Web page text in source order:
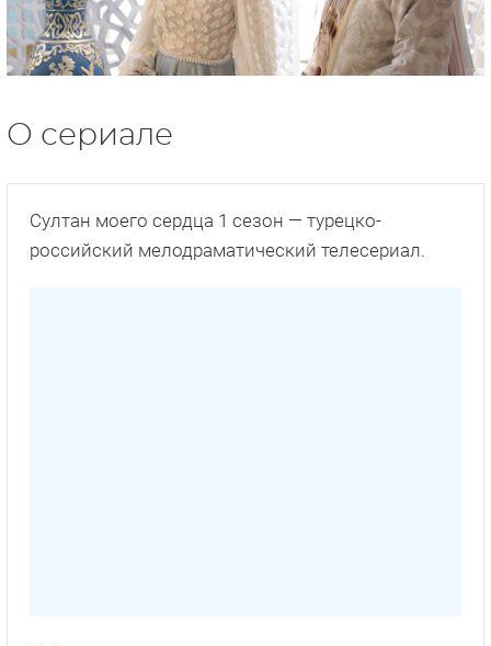
О сериале
Султан моего сердца 1 сезон — турецко-
российский мелодраматический телесериал.